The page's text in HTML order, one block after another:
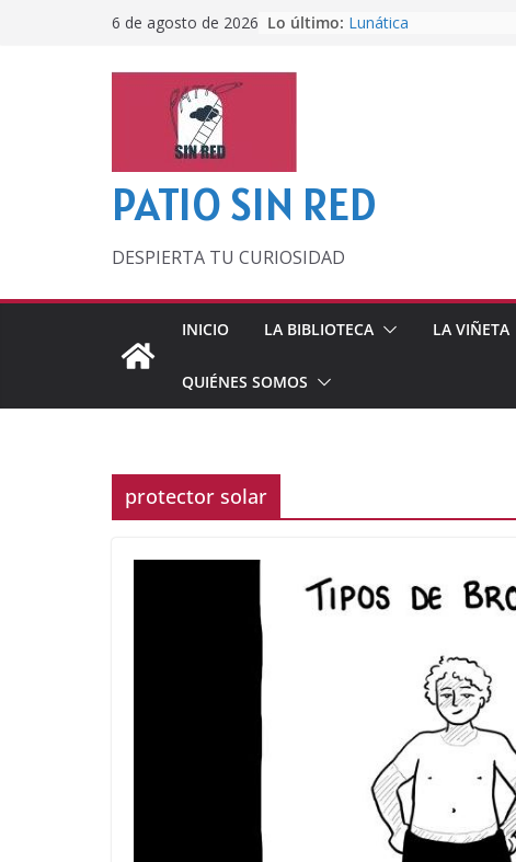
6 de agosto de 2026 Lo último: Lunática
PATIO SIN RED
DESPIERTA TU CURIOSIDAD
INICIO LA BIBLIOTECA LA VIÑETA
QUIÉNES SOMOS
protector solar